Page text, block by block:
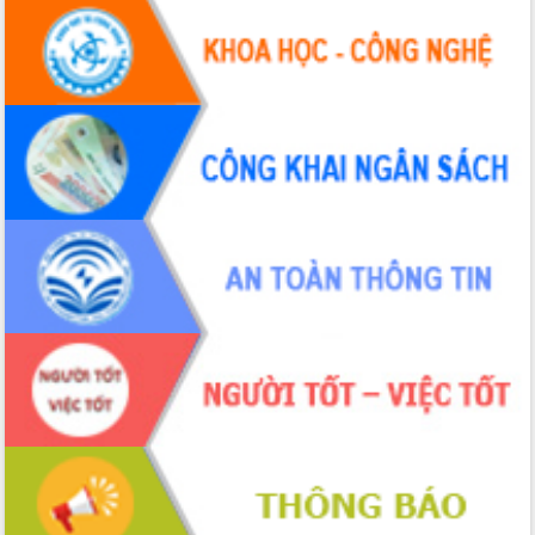
Tháo gỡ những vướng mắc, đẩy mạnh
công tác cải cách thủ tục hành chính
tại Trung tâm Phục vụ hành chính
công tỉnh
Đắk Lắk: Tôn vinh 46 giải pháp tại Hội
thi Sáng tạo Kỹ thuật 2024 - 2025
Đắk Lắk rà soát, điều chỉnh Đề án 190
về phát triển nuôi trồng thủy sản
Phó Chủ tịch UBND tỉnh Đắk Lắk
Trương Công Thái kiểm tra thực địa
Dự án cao tốc Khánh Hòa - Buôn Ma
Thuột
Định vị cà phê Việt Nam như một “di
sản sống” trong dòng chảy toàn cầu
Xây dựng nông thôn mới: Nâng cao đời
sống người dân từ những mô hình thiết
thực
Quyết liệt tháo gỡ vướng mắc, đẩy
nhanh tiến độ các dự án trọng điểm
trong Khu kinh tế Nam Phú Yên